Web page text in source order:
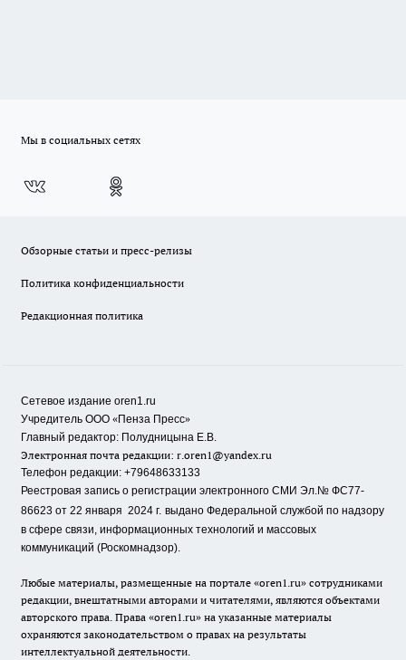
Мы в социальных сетях
Обзорные статьи и пресс-релизы
Политика конфиденциальности
Редакционная политика
Сетевое издание oren1.ru
Учредитель ООО «Пенза Пресс»
Главный редактор: Полудницына Е.В.
Электронная почта редакции: r.oren1@yandex.ru
Телефон редакции: +79648633133
Реестровая запись о регистрации электронного СМИ Эл.№ ФС77-
86623 от 22 января 2024 г. выдано Федеральной службой по надзору
в сфере связи, информационных технологий и массовых
коммуникаций (Роскомнадзор).
Любые материалы, размещенные на портале «oren1.ru» сотрудниками
редакции, внештатными авторами и читателями, являются объектами
авторского права. Права «oren1.ru» на указанные материалы
охраняются законодательством о правах на результаты
интеллектуальной деятельности.